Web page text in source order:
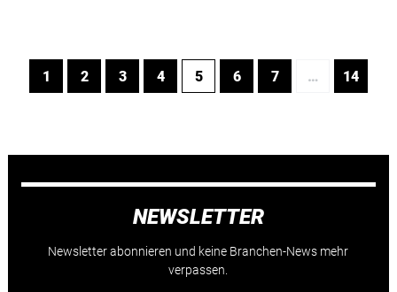
1 2 3 4 5 6 7 … 14
NEWSLETTER
Newsletter abonnieren und keine Branchen-News mehr
verpassen.